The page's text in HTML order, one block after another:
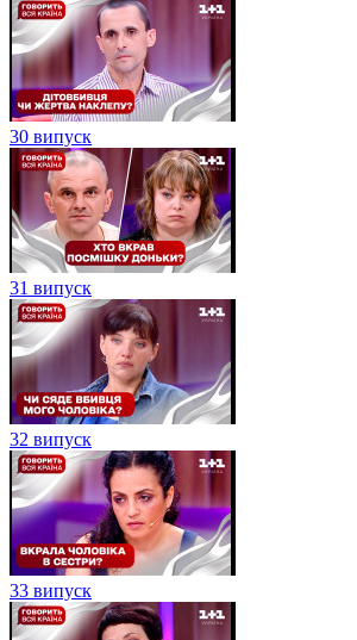
30 випуск
31 випуск
32 випуск
33 випуск